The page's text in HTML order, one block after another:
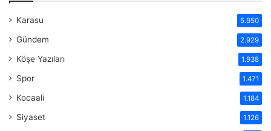
Karasu 5.950
Gündem 2.929
Köşe Yazıları 1.938
Spor 1.471
Kocaali 1.184
Siyaset 1.126